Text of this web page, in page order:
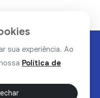
sua experiência. Ao
Política de